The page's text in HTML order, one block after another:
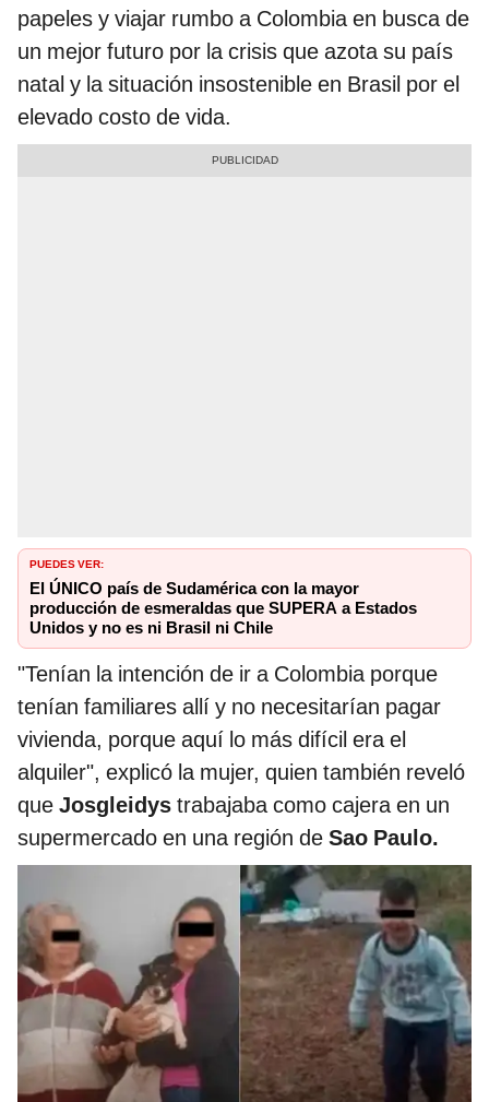
papeles y viajar rumbo a Colombia en busca de
un mejor futuro por la crisis que azota su país
natal y la situación insostenible en Brasil por el
elevado costo de vida.
PUEDES VER:
El ÚNICO país de Sudamérica con la mayor
producción de esmeraldas que SUPERA a Estados
Unidos y no es ni Brasil ni Chile
"Tenían la intención de ir a Colombia porque
tenían familiares allí y no necesitarían pagar
vivienda, porque aquí lo más difícil era el
alquiler", explicó la mujer, quien también reveló
que Josgleidys trabajaba como cajera en un
supermercado en una región de Sao Paulo.